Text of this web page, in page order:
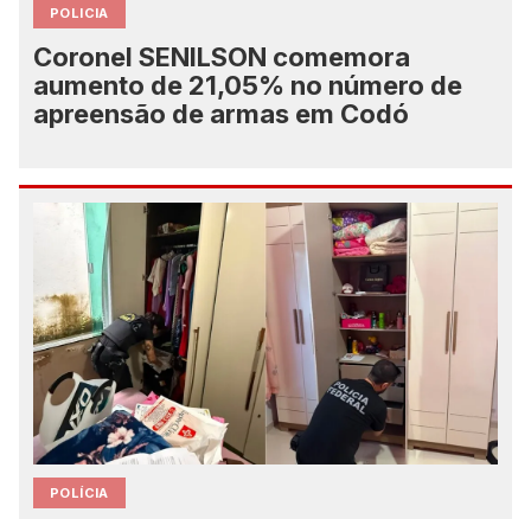
POLICIA
Coronel SENILSON comemora
aumento de 21,05% no número de
apreensão de armas em Codó
POLÍCIA